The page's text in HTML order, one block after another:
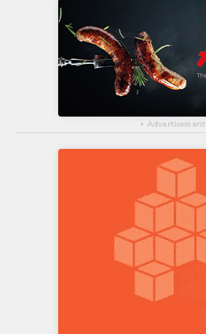
▴ Advertisement